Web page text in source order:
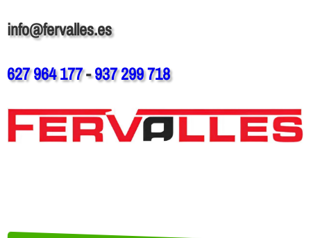
info@fervalles.es
627 964 177-937 299 718